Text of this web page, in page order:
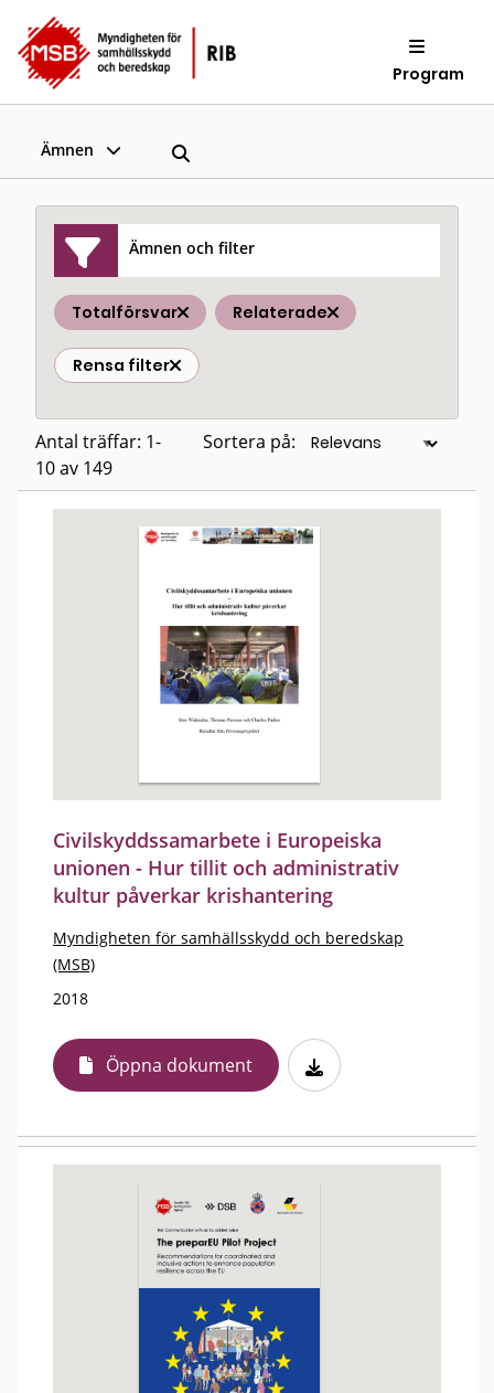
Program
Ämnen
Ämnen och filter
Totalförsvar Relaterade
Rensa filter
Antal träffar: 1-
10 av 149
Sortera på:
Civilskyddssamarbete i Europeiska
unionen - Hur tillit och administrativ
kultur påverkar krishantering
Myndigheten för samhällsskydd och beredskap
(MSB)
2018
Öppna dokument